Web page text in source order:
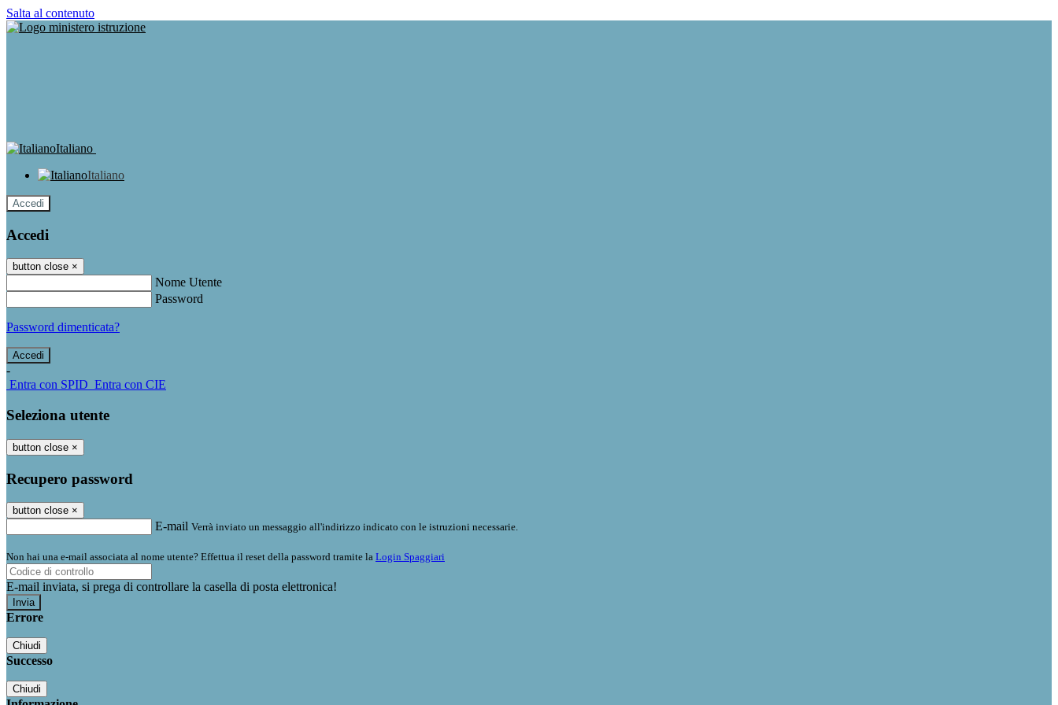
Salta al contenuto
Italiano
Italiano
Accedi
Accedi
button close ×
Nome Utente
Password
Password dimenticata?
-
Entra con SPID Entra con CIE
Seleziona utente
button close ×
Recupero password
button close ×
E-mail Verrà inviato un messaggio all'indirizzo indicato con le istruzioni necessarie.
Non hai una e-mail associata al nome utente? Effettua il reset della password tramite la Login Spaggiari
E-mail inviata, si prega di controllare la casella di posta elettronica!
Errore
Chiudi
Successo
Chiudi